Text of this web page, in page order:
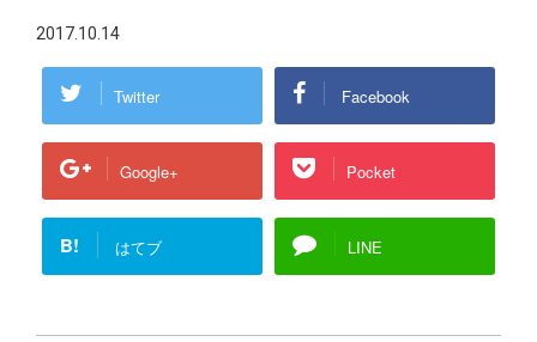
2017.10.14
Twitter Facebook
Google+ Pocket
B! はてブ LINE